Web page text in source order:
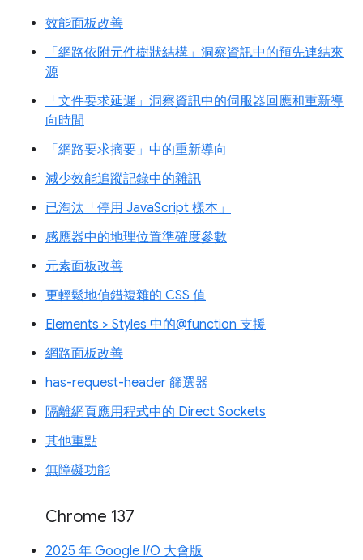
效能面板改善
「網路依附元件樹狀結構」洞察資訊中的預先連結來
源
「文件要求延遲」洞察資訊中的伺服器回應和重新導
向時間
「網路要求摘要」中的重新導向
減少效能追蹤記錄中的雜訊
已淘汰「停用 JavaScript 樣本」
感應器中的地理位置準確度參數
元素面板改善
更輕鬆地偵錯複雜的 CSS 值
Elements > Styles 中的@function 支援
網路面板改善
has-request-header 篩選器
隔離網頁應用程式中的 Direct Sockets
其他重點
無障礙功能
Chrome 137
2025 年 Google I/O 大會版